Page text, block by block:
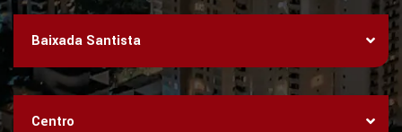
Baixada Santista
Centro